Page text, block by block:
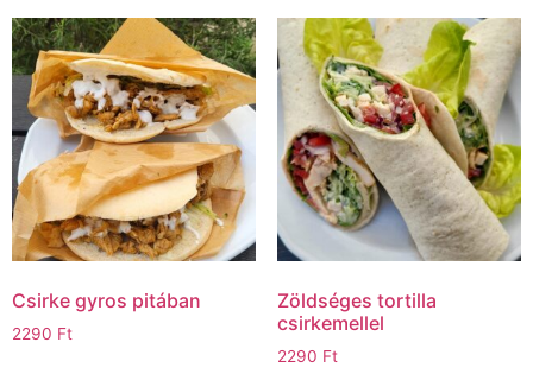
Csirke gyros pitában
2290 Ft
Zöldséges tortilla
csirkemellel
2290 Ft